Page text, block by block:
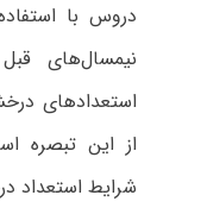
دروس با
نیمسال‌های
استعدادهای
از این تبصره
شرایط استعداد